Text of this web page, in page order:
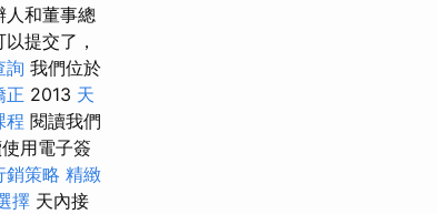
人和董事總
提交了，
詢 我們位於
正 2013 天
程 閱讀我們
用電子簽
銷策略 精緻
擇 天內接